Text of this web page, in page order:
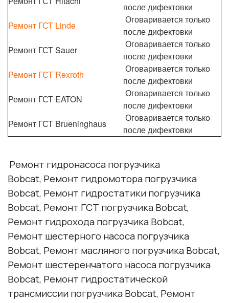
после дифектовки
Ремонт ГСТ Linde
Оговаривается только
после дифектовки
Ремонт ГСТ Sauer
Оговаривается только
после дифектовки
Ремонт ГСТ Rexroth
Оговаривается только
после дифектовки
Ремонт ГСТ EATON
Оговаривается только
после дифектовки
Ремонт ГСТ Brueninghaus
Оговаривается только
после дифектовки
Ремонт гидронасоса погрузчика
Bobcat, Ремонт гидромотора погрузчика
Bobcat, Ремонт гидростатики погрузчика
Bobcat, Ремонт ГСТ погрузчикаBobcat,
Ремонт гидрохода погрузчикаBobcat,
Ремонт шестерного насоса погрузчика
Bobcat, Ремонт масляного погрузчикаBobcat,
Ремонт шестеренчатого насоса погрузчика
Bobcat, Ремонт гидростатической
трансмиссии погрузчикаBobcat, Ремонт